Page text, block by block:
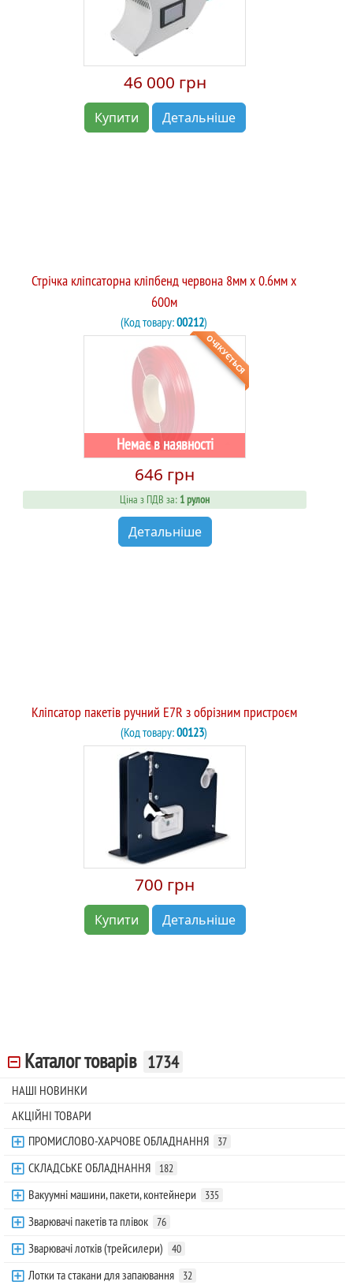
46 000 грн
Купити Детальніше
Стрічка кліпсаторна кліпбенд червона 8мм x 0.6мм x
600м
(Код товару:00212)
Немає в наявності
ОЧІКУЄТЬСЯ
646 грн
Ціна з ПДВ за: 1 рулон
Детальніше
Кліпсатор пакетів ручний E7R з обрізним пристроєм
(Код товару:00123)
700 грн
Купити Детальніше
Каталог товарів 1734
НАШІ НОВИНКИ
АКЦІЙНІ ТОВАРИ
ПРОМИСЛОВО-ХАРЧОВЕ ОБЛАДНАННЯ
37
СКЛАДСЬКЕ ОБЛАДНАННЯ 182
Вакуумні машини, пакети, контейнери 335
Зварювачі пакетів та плівок 76
Зварювачі лотків (трейсилери) 40
Лотки та стакани для запаювання 32